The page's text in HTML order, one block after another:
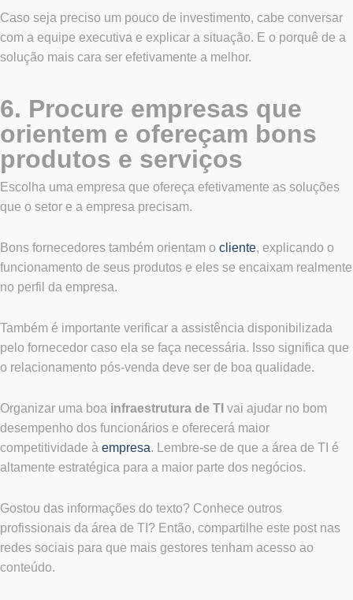
Caso seja preciso um pouco de investimento, cabe conversar
com a equipe executiva e explicar a situação. E o porquê de a
solução mais cara ser efetivamente a melhor.
6. Procure empresas que
orientem e ofereçam bons
produtos e serviços
Escolha uma empresa que ofereça efetivamente as soluções
que o setor e a empresa precisam.
Bons fornecedores também orientam o cliente, explicando o
funcionamento de seus produtos e eles se encaixam realmente
no perfil da empresa.
Também é importante verificar a assistência disponibilizada
pelo fornecedor caso ela se faça necessária. Isso significa que
o relacionamento pós-venda deve ser de boa qualidade.
Organizar uma boa infraestrutura de TI vai ajudar no bom
desempenho dos funcionários e oferecerá maior
competitividade à empresa. Lembre-se de que a área de TI é
altamente estratégica para a maior parte dos negócios.
Gostou das informações do texto? Conhece outros
profissionais da área de TI? Então, compartilhe este post nas
redes sociais para que mais gestores tenham acesso ao
conteúdo.